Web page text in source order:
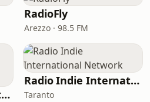
RadioFly
Arezzo · 98.5 FM
Radio Indie International Lounge Network
Radio Indie International Network
Taranto